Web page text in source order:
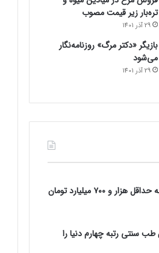
تره‌بار زیر قیمت مصوب
29 آذر 1401
بازیگر «دکتر مرگ» روزنامه‌نگار
می‌شود
29 آذر 1401
تنوع زیستی کشور به حداقل هزار و ۷۰۰ میلیارد تومان
طب سنتی رتبه چهارم دنیا را